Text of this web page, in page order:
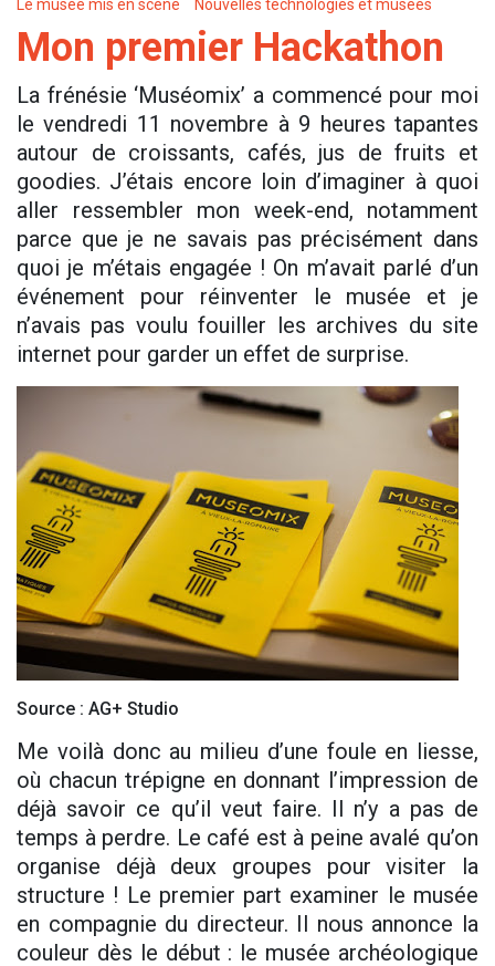
Le musée mis en scène Nouvelles technologies et musées
Mon premier Hackathon
La frénésie ‘Muséomix’ a commencé pour moi
le vendredi 11 novembre à 9 heures tapantes
autour de croissants, cafés, jus de fruits et
goodies. J’étais encore loin d’imaginer à quoi
aller ressembler mon week-end, notamment
parce que je ne savais pas précisément dans
quoi je m’étais engagée ! On m’avait parlé d’un
événement pour réinventer le musée et je
n’avais pas voulu fouiller les archives du site
internet pour garder un effet de surprise.
Source : AG+ Studio
Me voilà donc au milieu d’une foule en liesse,
où chacun trépigne en donnant l’impression de
déjà savoir ce qu’il veut faire. Il n’y a pas de
temps à perdre. Le café est à peine avalé qu’on
organise déjà deux groupes pour visiter la
structure ! Le premier part examiner le musée
en compagnie du directeur. Il nous annonce la
couleur dès le début : le musée archéologique